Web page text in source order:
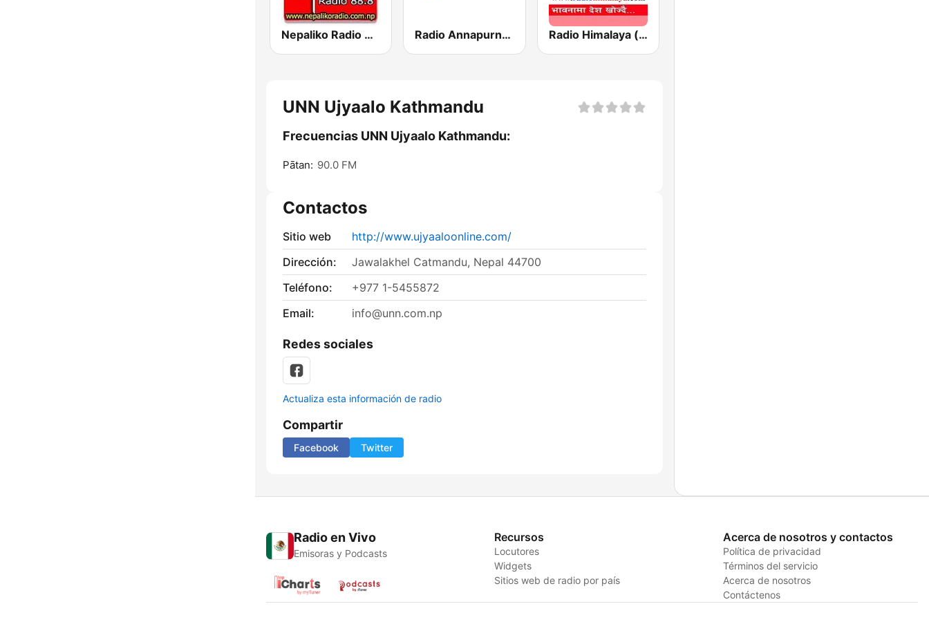
Nepaliko Radio 88.8 FM Radio Annapurna Nepal Radio Himalaya (रेडियो हिमालय)
UNN Ujyaalo Kathmandu
Frecuencias UNN Ujyaalo Kathmandu:
Pātan: 90.0 FM
Contactos
Sitio web
http://www.ujyaaloonline.com/
Dirección:
Jawalakhel Catmandu, Nepal 44700
Teléfono:
+977 1-5455872
Email:
info@unn.com.np
Redes sociales
Actualiza esta información de radio
Compartir
Facebook Twitter
Radio en Vivo
Emisoras y Podcasts
Recursos
Locutores
Widgets
Sitios web de radio por país
Acerca de nosotros y contactos
Política de privacidad
Términos del servicio
Acerca de nosotros
Contáctenos